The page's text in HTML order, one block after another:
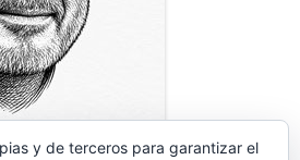
y de terceros para garantizar el